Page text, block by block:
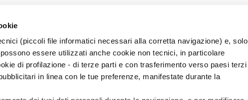
(piccoli file informatici necessari alla corretta navigazione) e, solo
essere utilizzati anche cookie non tecnici, in particolare
di profilazione - di terze parti e con trasferimento verso paesi terzi
in linea con le tue preferenze, manifestate durante la